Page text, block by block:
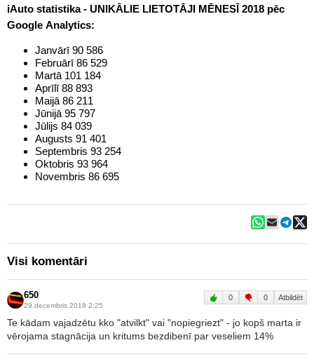
iAuto statistika - UNIKĀLIE LIETOTĀJI MĒNESĪ 2018 pēc
Google Analytics:
Janvārī 90 586
Februārī 86 529
Martā 101 184
Aprīlī 88 893
Maijā 86 211
Jūnijā 95 797
Jūlijs 84 039
Augusts 91 401
Septembris 93 254
Oktobris 93 964
Novembris 86 695
Visi komentāri
650
29.decembris 2018 2:25
0 0 Atbildēt
Te kādam vajadzētu kko "atvilkt" vai "nopiegriezt" - jo kopš marta ir
vērojama stagnācija un kritums bezdibenī par veseliem 14%